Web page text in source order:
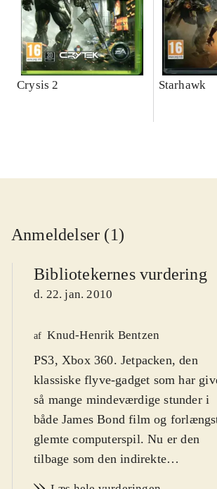
Crysis 2 Starhawk
Anmeldelser (1)
Bibliotekernes vurdering
d. 22. jan. 2010
af Knud-Henrik Bentzen
PS3, Xbox 360. Jetpacken, den
klassiske flyve-gadget som har
så mange mindeværdige stunder i
både James Bond film og
glemte computerspil. Nu er den
tilbage som den indirekte